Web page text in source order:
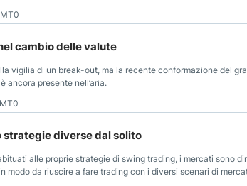
entrambe le coppie sono attualmente le preferite dai traders,
lunghe tendenze rialziste.
cambio delle valute
vigilia di un break-out, ma la recente conformazione del
ancora presente nell’aria.
diverse dal solito
alle proprie strategie di swing trading, i mercati sono
modo da riuscire a fare trading con i diversi scenari di